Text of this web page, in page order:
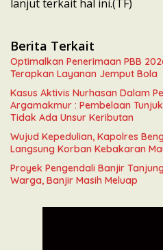
lanjut terkait hal ini.(TF)
Berita Terkait
Optimalkan Penerimaan PBB
Terapkan Layanan Jemput Bola
Kasus Aktivis Nurhasan Dalam
Argamakmur : Pembelaan
Tidak Ada Unsur Keributan
Wujud Kepedulian, Kapolres
Langsung Korban Kebakaran
Proyek Pengendali Banjir
Warga, Banjir Masih Meluap